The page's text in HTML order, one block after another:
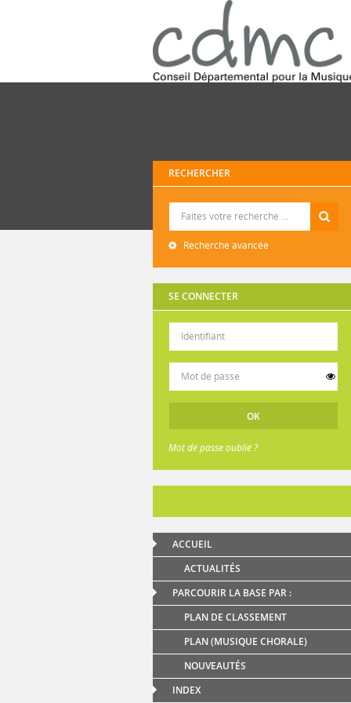
RECHERCHER
Recherche avancée
SE CONNECTER
Mot de passe oublié ?
ACCUEIL
ACTUALITÉS
PARCOURIR LA BASE PAR :
PLAN DE CLASSEMENT
PLAN (MUSIQUE CHORALE)
NOUVEAUTÉS
INDEX